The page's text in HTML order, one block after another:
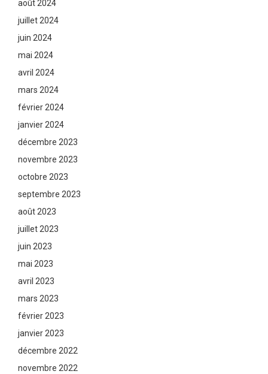
août 2024
juillet 2024
juin 2024
mai 2024
avril 2024
mars 2024
février 2024
janvier 2024
décembre 2023
novembre 2023
octobre 2023
septembre 2023
août 2023
juillet 2023
juin 2023
mai 2023
avril 2023
mars 2023
février 2023
janvier 2023
décembre 2022
novembre 2022